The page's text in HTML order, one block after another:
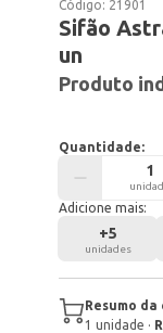
Código: 21901
Sifão
un
Produto
Quantidade:
Adicione mais:
+5
unidades
Resumo da
1 unidade ·